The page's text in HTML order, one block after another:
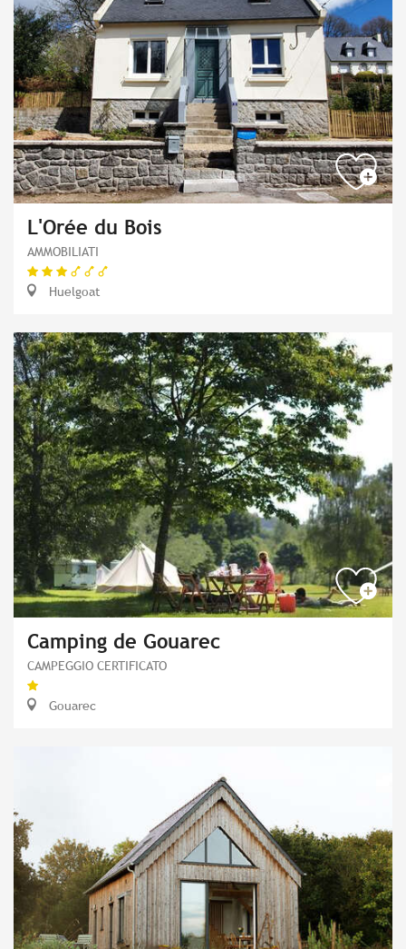
L'Orée du Bois
AMMOBILIATI
Huelgoat
Camping de Gouarec
CAMPEGGIO CERTIFICATO
Gouarec